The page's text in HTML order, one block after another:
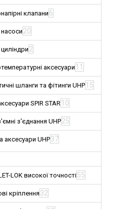
клапани 6
насоси 20
циліндри2
аксесуари 11
шланги та фітинги UHP 15
SPIR STAR10
з'єднання UHP25
аксесуари UHP37
LOK високої точності55
кріплення 32